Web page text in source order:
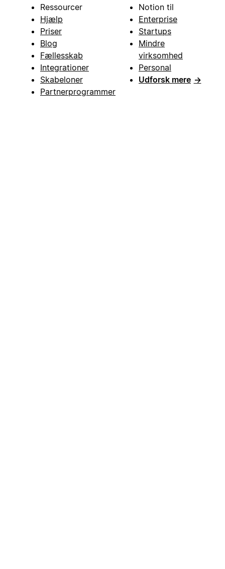
Ressourcer
Hjælp
Priser
Blog
Fællesskab
Integrationer
Skabeloner
Partnerprogrammer
Notion til
Enterprise
Startups
Mindre
virksomhed
Personal
Udforsk mere →